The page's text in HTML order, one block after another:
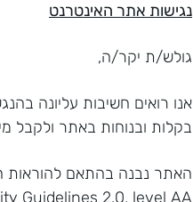
נגישות אתר האינטרנט
גולש/ת יקר/ה,
אנו רואים חשיבות עליונה
בקלות ובנוחות באתר ולקבל
האתר נבנה בהתאם להוראות
Guidelines 2.0, level AA